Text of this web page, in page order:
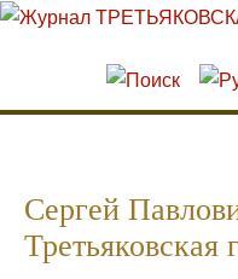
Перейти к основному
Skip to search
Сергей
Третьяковская